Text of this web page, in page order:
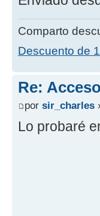
Comparto
Descuento de
Re:
por sir_charles
Lo probaré